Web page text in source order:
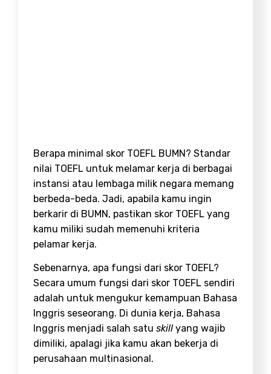
Berapa minimal skor TOEFL BUMN? Standar
nilai TOEFL untuk melamar kerja di berbagai
instansi atau lembaga milik negara memang
berbeda-beda. Jadi, apabila kamu ingin
berkarir di BUMN, pastikan skor TOEFL yang
kamu miliki sudah memenuhi kriteria
pelamar kerja.
Sebenarnya, apa fungsi dari skor TOEFL?
Secara umum fungsi dari skor TOEFL sendiri
adalah untuk mengukur kemampuan Bahasa
Inggris seseorang. Di dunia kerja, Bahasa
Inggris menjadi salah satu skill yang wajib
dimiliki, apalagi jika kamu akan bekerja di
perusahaan multinasional.